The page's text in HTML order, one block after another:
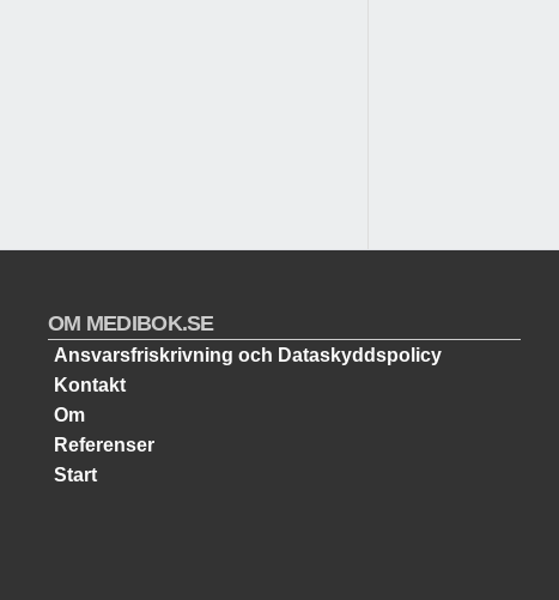
OM MEDIBOK.SE
Ansvarsfriskrivning och Dataskyddspolicy
Kontakt
Om
Referenser
Start